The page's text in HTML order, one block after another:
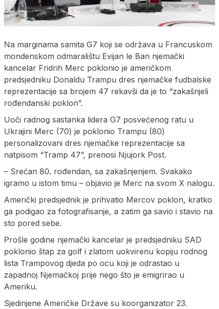
Na marginama samita G7 koji se održava u Francuskom
mondenskom odmaralištu Evijan le Ban njemački
kancelar Fridrih Merc poklonio je američkom
predsjedniku Donaldu Trampu dres njemačke fudbalske
reprezentacije sa brojem 47 rekavši da je to “zakašnjeli
rođendanski poklon”.
Uoči radnog sastanka lidera G7 posvećenog ratu u
Ukrajini Merc (70) je poklonio Trampu (80)
personalizovani dres njemačke reprezentacije sa
natpisom “Tramp 47”, prenosi Njujork Post.
– Srećan 80. rođendan, sa zakašnjenjem. Svakako
igramo u istom timu – objavio je Merc na svom X nalogu.
Američki predsjednik je prihvatio Mercov poklon, kratko
ga podigao za fotografisanje, a zatim ga savio i stavio na
sto pored sebe.
Prošle godine njemački kancelar je predsjedniku SAD
poklonio štap za golf i zlatom uokvirenu kopiju rodnog
lista Trampovog djeda po ocu koji je odrastao u
zapadnoj Njemačkoj prije nego što je emigrirao u
Ameriku.
Sjedinjene Američke Države su koorganizator 23.